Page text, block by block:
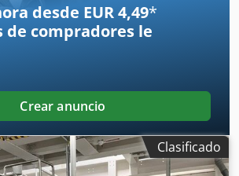
desde EUR 4,49*
de compradores le
Crear anuncio
Clasificado